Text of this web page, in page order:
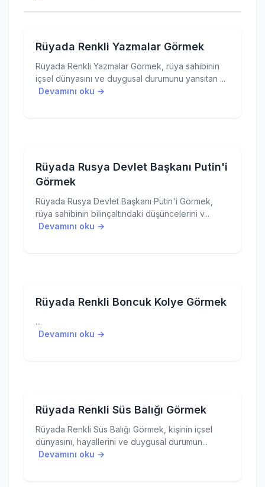
Rüyada Renkli Yazmalar Görmek
Rüyada Renkli Yazmalar Görmek, rüya sahibinin
içsel dünyasını ve duygusal durumunu yansıtan ...
Devamını oku →
Rüyada Rusya Devlet Başkanı Putin'i
Görmek
Rüyada Rusya Devlet Başkanı Putin'i Görmek,
rüya sahibinin bilinçaltındaki düşüncelerini v...
Devamını oku →
Rüyada Renkli Boncuk Kolye Görmek
...
Devamını oku →
Rüyada Renkli Süs Balığı Görmek
Rüyada Renkli Süs Balığı Görmek, kişinin içsel
dünyasını, hayallerini ve duygusal durumun...
Devamını oku →